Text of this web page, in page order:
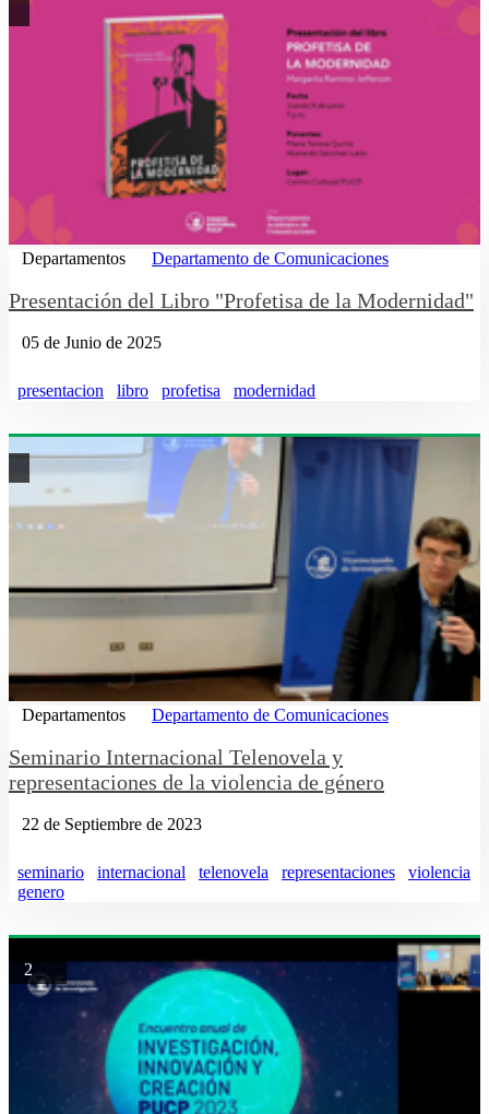
Departamentos Departamento de Comunicaciones
Presentación del Libro "Profetisa de la Modernidad"
05 de Junio de 2025
presentacion libro profetisa modernidad
Departamentos Departamento de Comunicaciones
Seminario Internacional Telenovela y
representaciones de la violencia de género
22 de Septiembre de 2023
seminario internacional telenovela representaciones
violencia
genero
2